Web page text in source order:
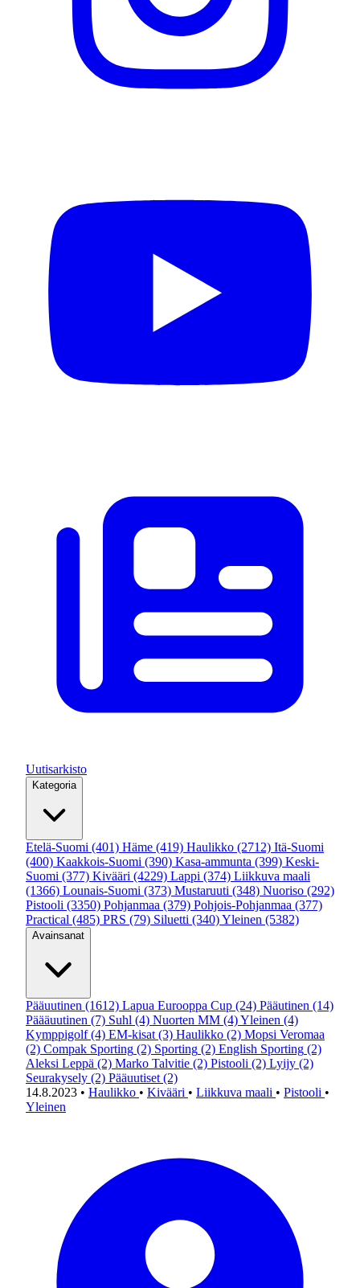
Uutisarkisto
Kategoria
Etelä-Suomi (401) Häme (419) Haulikko (2712) Itä-Suomi
(400) Kaakkois-Suomi (390) Kasa-ammunta (399) Keski-
Suomi (377) Kivääri (4229) Lappi (374) Liikkuva maali
(1366) Lounais-Suomi (373) Mustaruuti (348) Nuoriso (292)
Pistooli (3350) Pohjanmaa (379) Pohjois-Pohjanmaa (377)
Practical (485) PRS (79) Siluetti (340)Yleinen (5382)
Avainsanat
Pääuutinen (1612) Lapua Eurooppa Cup (24) Pääutinen (14)
Päääuutinen (7) Suhl (4) Nuorten MM (4)Yleinen (4)
Kymppigolf (4) EM-kisat (3) Haulikko (2) Mopsi Veromaa
(2) Compak Sporting (2) Sporting (2) English Sporting (2)
Aleksi Leppä (2) Marko Talvitie (2) Pistooli (2) Lyijy (2)
Seurakysely (2) Pääuutiset (2)
14.8.2023 • Haulikko • Kivääri • Liikkuva maali • Pistooli •
Yleinen